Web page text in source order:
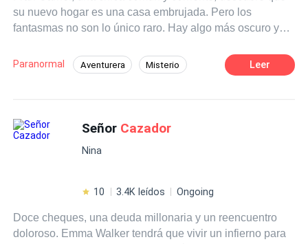
su nuevo hogar es una casa embrujada. Pero los
fantasmas no son lo único raro. Hay algo más oscuro y
el rey de loscazadores de fantasmas, el famoso Brandon
Price. El problema es que es la última persona a quien
esfuerzos para solucionar este problema. Y después.
Especialmente después.
Paranormal Aventurera Misterio Leer
Señor Cazador
Nina
10 3.4K leídos Ongoing
Doce cheques, una deuda millonaria y un reencuentro
doloroso. Emma Walker tendrá que vivir un infierno para